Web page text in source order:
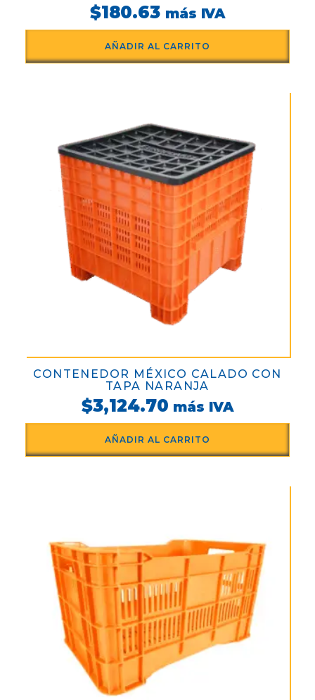
$180.63 más IVA
AÑADIR AL CARRITO
CONTENEDOR MÉXICO CALADO CON
TAPA NARANJA
$3,124.70 más IVA
AÑADIR AL CARRITO